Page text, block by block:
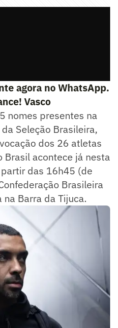
agora no WhatsApp.
Vasco
nomes presentes na
Seleção Brasileira,
dos 26 atletas
Brasil acontece já nesta
das 16h45 (de
Brasileira
Barra da Tijuca.